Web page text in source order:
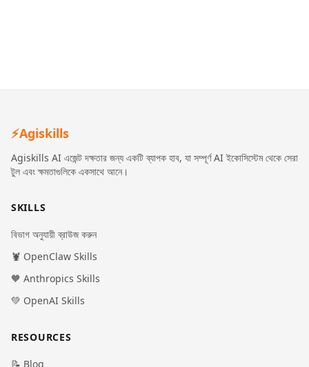
⚡Agiskills
Agiskills AI এজেন্ট দক্ষতার জন্য একটি ব্যাপক হাব, যা সম্পূর্ণ AI ইকোসিস্টেম থেকে সেরা
টুল এবং ক্ষমতাগুলিকে একসাথে আনে।
SKILLS
বিভাগ অনুযায়ী ব্রাউজ করুন
🦞 OpenClaw Skills
🧡 Anthropics Skills
💚 OpenAI Skills
RESOURCES
📝 Blog